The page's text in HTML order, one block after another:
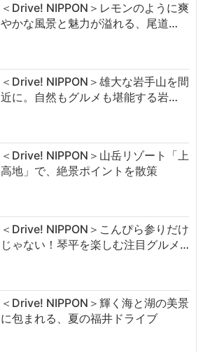
＜Drive! NIPPON＞レモンのように爽
やかな風景と魅力が溢れる、尾道…
＜Drive! NIPPON＞雄大な岩手山を間
近に。自然もグルメも堪能する岩…
＜Drive! NIPPON＞山岳リゾート「上
高地」で、絶景ポイントを散策
＜Drive! NIPPON＞こんぴら参りだけ
じゃない！琴平を楽しむ注目グルメ…
＜Drive! NIPPON＞輝く海と湖の美景
に包まれる、夏の福井ドライブ